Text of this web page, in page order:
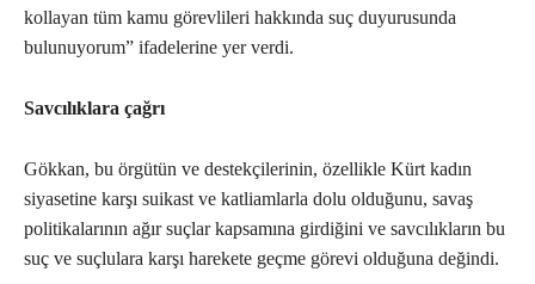
kollayan tüm kamu görevlileri hakkında suç duyurusunda
bulunuyorum” ifadelerine yer verdi.
Savcılıklara çağrı
Gökkan, bu örgütün ve destekçilerinin, özellikle Kürt kadın
siyasetine karşı suikast ve katliamlarla dolu olduğunu, savaş
politikalarının ağır suçlar kapsamına girdiğini ve savcılıkların bu
suç ve suçlulara karşı harekete geçme görevi olduğuna değindi.